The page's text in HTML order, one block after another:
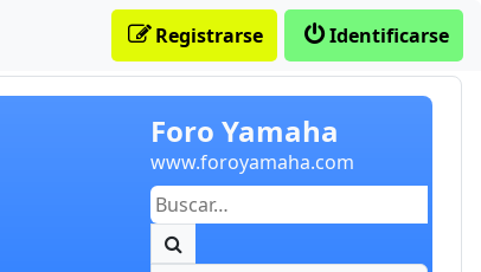
Foro Yamaha
www.foroyamaha.com
Identificarse
Registrarse